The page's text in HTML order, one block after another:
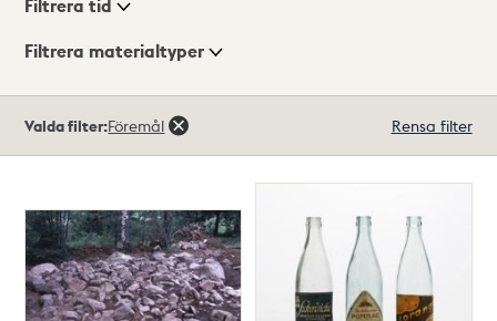
Visningsläge
Filtrera tid
Filtrera materialtyper
träffar
Valda filter:Föremål Rensa filter